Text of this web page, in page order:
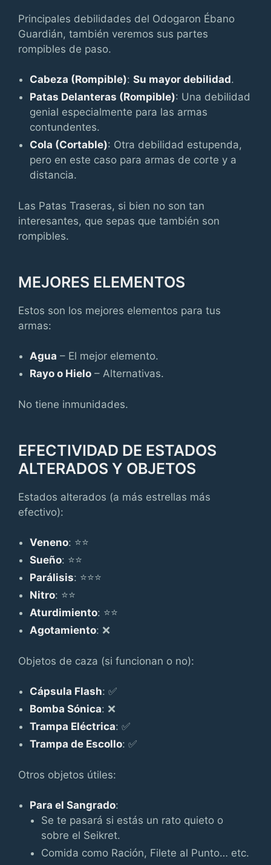
Principales debilidades del Odogaron Ébano
Guardián, también veremos sus partes
rompibles de paso.
Cabeza (Rompible):Su mayor debilidad.
Patas Delanteras (Rompible): Una debilidad
genial especialmente para las armas
contundentes.
Cola (Cortable): Otra debilidad estupenda,
pero en este caso para armas de corte y a
distancia.
Las Patas Traseras, si bien no son tan
interesantes, que sepas que también son
rompibles.
MEJORES ELEMENTOS
Estos son los mejores elementos para tus
armas:
Agua – El mejor elemento.
Rayo o Hielo – Alternativas.
No tiene inmunidades.
EFECTIVIDAD DE ESTADOS
ALTERADOS Y OBJETOS
Estados alterados (a más estrellas más
efectivo):
Veneno: ⭐⭐
Sueño: ⭐⭐
Parálisis: ⭐⭐⭐
Nitro: ⭐⭐
Aturdimiento: ⭐⭐
Agotamiento: ❌
Objetos de caza (si funcionan o no):
Cápsula Flash: ✅
Bomba Sónica: ❌
Trampa Eléctrica: ✅
Trampa de Escollo: ✅
Otros objetos útiles:
Para el Sangrado:
Se te pasará si estás un rato quieto o
sobre el Seikret.
Comida como Ración, Filete al Punto… etc.